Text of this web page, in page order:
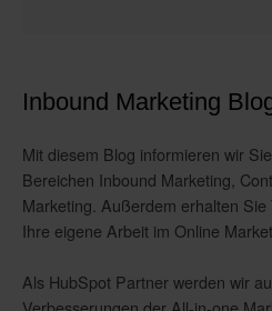
Inbound Marketing
Mit diesem Blog informieren wir
Bereichen Inbound Marketing,
Marketing. Außerdem erhalten
Ihre eigene Arbeit im Online
Als HubSpot Partner werden wir